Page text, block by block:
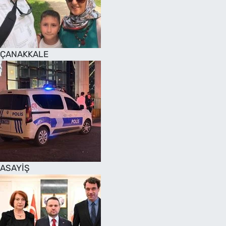
ÇANAKKALE
ASAYİŞ
SAĞLIK
TV REHBERİ